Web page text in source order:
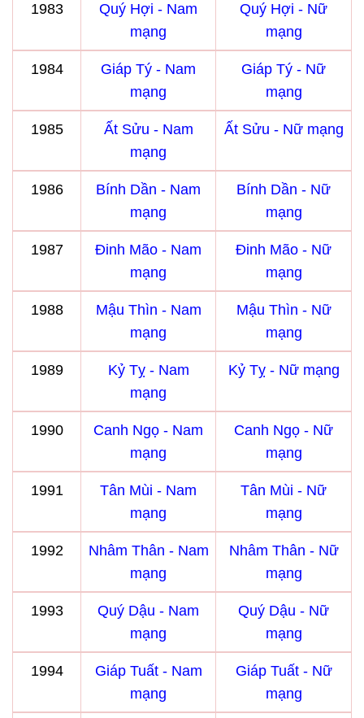
1983
Quý Hợi - Nam
mạng
Quý Hợi - Nữ
mạng
1984
Giáp Tý - Nam
mạng
Giáp Tý - Nữ
mạng
1985
Ất Sửu - Nam
mạng
Ất Sửu - Nữ mạng
1986
Bính Dần - Nam
mạng
Bính Dần - Nữ
mạng
1987
Đinh Mão - Nam
mạng
Đinh Mão - Nữ
mạng
1988
Mậu Thìn - Nam
mạng
Mậu Thìn - Nữ
mạng
1989
Kỷ Tỵ - Nam
mạng
Kỷ Tỵ - Nữ mạng
1990
Canh Ngọ - Nam
mạng
Canh Ngọ - Nữ
mạng
1991
Tân Mùi - Nam
mạng
Tân Mùi - Nữ
mạng
1992
Nhâm Thân - Nam
mạng
Nhâm Thân - Nữ
mạng
1993
Quý Dậu - Nam
mạng
Quý Dậu - Nữ
mạng
1994
Giáp Tuất - Nam
mạng
Giáp Tuất - Nữ
mạng